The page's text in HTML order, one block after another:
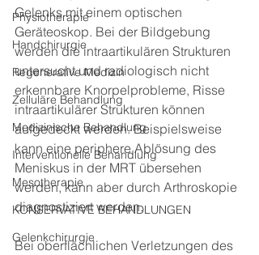
Physiotherapie
Handchirurgie
Regenerative Medizin
Zelluläre Behandlung
Medizinische Behandlung
Interventionelle Behandlung
Mesotherapie
KONSERVATIVE BEHANDLUNGEN
Gelenkchirurgie
Gelenks mit einem optischen
Geräteoskop. Bei der Bildgebung
werden die intraartikulären Strukturen
untersucht und radiologisch nicht
erkennbare Knorpelprobleme, Risse
intraartikulärer Strukturen können
aufgedeckt werden. Beispielsweise
kann eine periphere Ablösung des
Meniskus in der MRT übersehen
werden, kann aber durch Arthroskopie
diagnostiziert werden.
Bei oberflächlichen Verletzungen des